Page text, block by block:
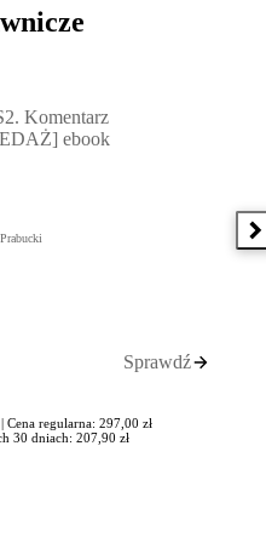
Komentarz
ebook
Sprawdź
Cena regularna: 297,00 zł
30 dniach: 207,90 zł